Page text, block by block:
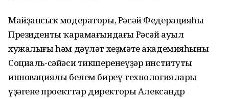
Майҙансыҡ модераторы, Рәсәй Федерацияһы
Президенты ҡарамағындағы Рәсәй ауыл
хужалығы һәм дәүләт хеҙмәте академияһының
Социаль-сәйәси тикшеренеүҙәр институты
инновациялы белем биреү технологиялары
үҙәгенең проекттар директоры Александр